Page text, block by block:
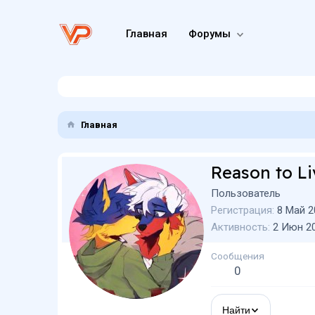
Главная Форумы
Главная
Reason to
Пользователь
Регистрация 8 Май
Активность 2 Июн
Сообщения
0
Найти